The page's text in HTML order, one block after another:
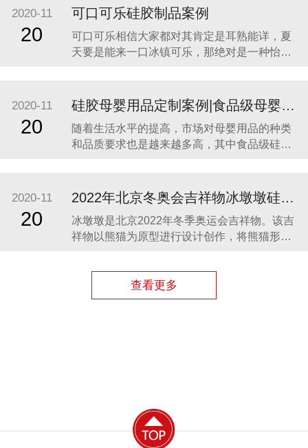
价格最合理，服务最贴心，正如两年来多次合
作一样。众盛硅胶不是硅胶制品行业内最好
的，但绝对是他合作过众多硅胶制品
2020-11
20
可口可乐硅胶制品案例
可口可乐相信大家都对其肯定是耳熟能详，夏
天要是能来一口冰镇可乐，那绝对是一种怡神
关联呢？ 2014年可口可乐找到我们的时候，我
们也是非常的惊讶，以为是在开玩笑。他们却
很认真的告诉我们，他们想开发一款创意有代
2020-11
20
硅胶母婴用品定制案例|食品级母婴硅胶制品
随着生活水平的提高，市场对母婴用品的种类
和品质要求也是越来越多高，其中食品级硅胶
品的的主要材料之一。众盛硅胶厂家在硅胶制
品行业深耕23年，生产的硅胶母婴用品全球使
用用户超百万。 今天我们就来分享几款热卖的
硅胶母婴
2020-11
20
2022年北京冬奥会吉祥物冰墩墩硅胶制品生产案例
冰墩墩是北京2022年冬季奥运会吉祥物。该吉
祥物以熊猫为原型进行设计创作，将熊猫形象
心，奥运组委会将吉祥物冰墩墩放到东莞生
产，而众盛硅胶也有幸参与了冰墩墩的生产制
查看更多